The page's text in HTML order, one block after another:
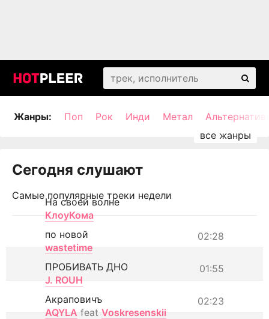
Жанры: Поп Рок Инди Метал
Сегодня слушают
Самые популярные треки недели
На своей волне
КлоуКома
02:28
по новой
wastetime
01:55
ПРОБИВАТЬ ДНО
J. ROUH
02:23
Акраповичъ
AQYLA feat Voskresenskii